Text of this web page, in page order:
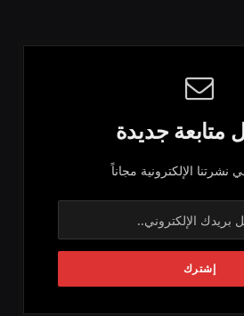
متابعة جديدة
الإلكترونية مجاناً